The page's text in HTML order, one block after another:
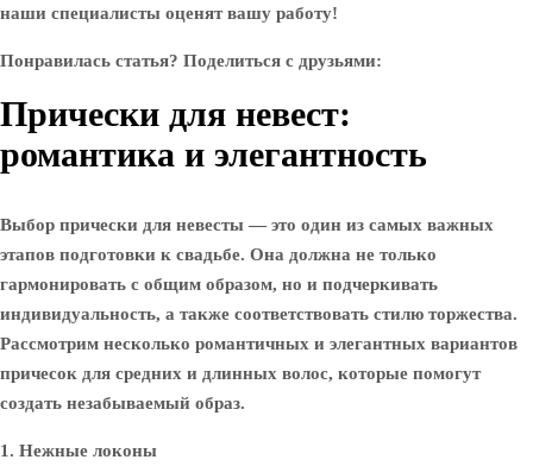
наши специалисты оценят вашу работу!
Понравилась статья? Поделиться с друзьями:
Прически для невест:
романтика и элегантность
Выбор прически для невесты — это один из самых важных
этапов подготовки к свадьбе. Она должна не только
гармонировать с общим образом, но и подчеркивать
индивидуальность, а также соответствовать стилю торжества.
Рассмотрим несколько романтичных и элегантных вариантов
причесок для средних и длинных волос, которые помогут
создать незабываемый образ.
1. Нежные локоны